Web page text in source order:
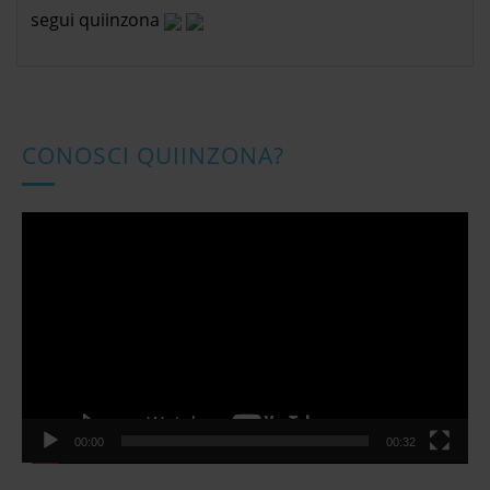
segui quiinzona
CONOSCI QUIINZONA?
00:00 00:32